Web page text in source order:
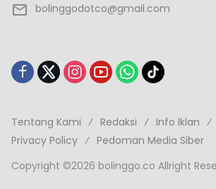
bolinggodotco@gmail.com
Tentang Kami Redaksi Info Iklan
Privacy Policy
Pedoman Media Siber
Copyright ©2026 bolinggo.co Allright